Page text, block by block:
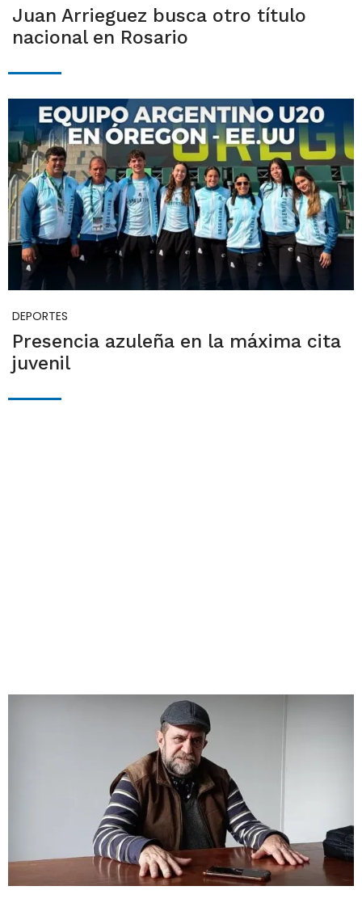
Juan Arrieguez busca otro título
nacional en Rosario
DEPORTES
Presencia azuleña en la máxima cita
juvenil